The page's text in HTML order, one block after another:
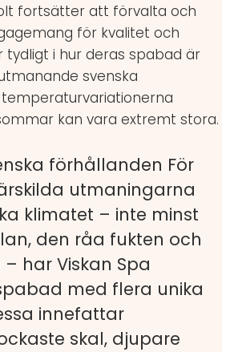
fortsätter att förvalta och
för kvalitet och
i hur deras spabad är
svenska
kan vara extremt stora.
förhållanden För
utmaningarna
klimatet – inte minst
den råa fukten och
har Viskan Spa
med flera unika
innefattar
skal, djupare